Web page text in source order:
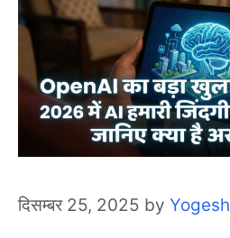
दिसम्बर 25, 2025 by Yogesh